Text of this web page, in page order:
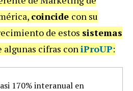
coincide con su
de estos sistemas
algunas cifras con iProUP:
170% interanual en